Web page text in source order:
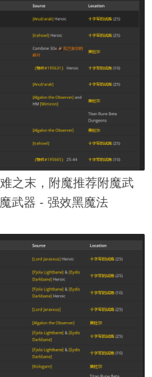
之末，附魔推荐附魔武
武器 - 强效黑魔法